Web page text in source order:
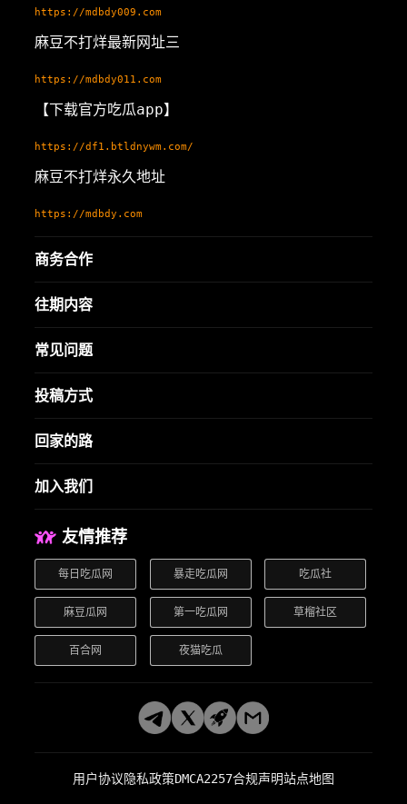
https://mdbdy009.com
麻豆不打烊最新网址三
https://mdbdy011.com
【下载官方吃瓜app】
https://df1.btldnywm.com/
麻豆不打烊永久地址
https://mdbdy.com
商务合作
往期内容
常见问题
投稿方式
回家的路
加入我们
友情推荐
每日吃瓜网 暴走吃瓜网 吃瓜社
麻豆瓜网 第一吃瓜网 草榴社区
百合网 夜猫吃瓜
用户协议隐私政策DMCA2257合规声明站点地图